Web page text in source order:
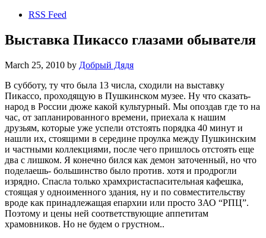
RSS Feed
Выставка Пикассо глазами обывателя
March 25, 2010 by Добрый Дядя
В субботу, ту что была 13 числа, сходили на выставку
Пикассо, проходящую в Пушкинском музее. Ну что сказать-
народ в России дюже какой культурный. Мы опоздав где то на
час, от запланированного времени, приехала к нашим
друзьям, которые уже успели отстоять порядка 40 минут и
нашли их, стоящими в середине проулка между Пушкинским
и частными коллекциями, после чего пришлось отстоять еще
два с лишком. Я конечно бился как демон заточенный, но что
поделаешь- большинство было против. хотя и продрогли
изрядно. Спасла только храмхристаспасительная кафешка,
стоящая у одноименного здания, ну и по совместительству
вроде как принадлежащая епархии или просто ЗАО “РПЦ”.
Поэтому и цены ней соответствующие аппетитам
храмовников. Но не будем о грустном..